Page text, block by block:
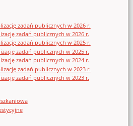
zadań publicznych w 2026 r.
zadań publicznych w 2026 r.
zadań publicznych w 2025 r.
zadań publicznych w 2025 r.
zadań publicznych w 2024 r.
zadań publicznych w 2023 r.
zadań publicznych w 2023 r.